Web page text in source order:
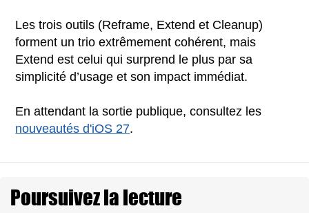
Les trois outils (Reframe, Extend et Cleanup)
forment un trio extrêmement cohérent, mais
Extend est celui qui surprend le plus par sa
simplicité d’usage et son impact immédiat.
En attendant la sortie publique, consultez les
nouveautés d'iOS 27.
Poursuivez la lecture